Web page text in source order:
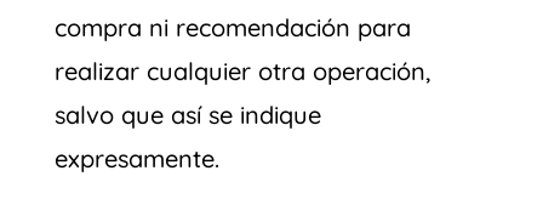
compra ni recomendación para
realizar cualquier otra operación,
salvo que así se indique
expresamente.